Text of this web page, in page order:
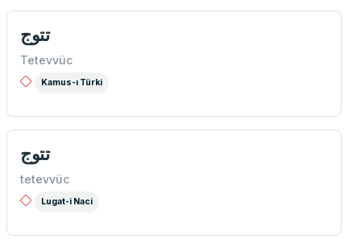
تتوج
Tetevvüc
Kamus-ı Türki
تتوج
tetevvüc
Lugat-i Naci